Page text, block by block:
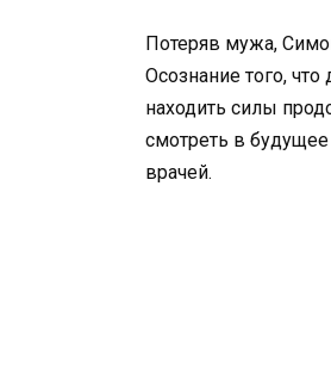
Потеряв мужа,
Осознание того,
находить силы
смотреть в
врачей.